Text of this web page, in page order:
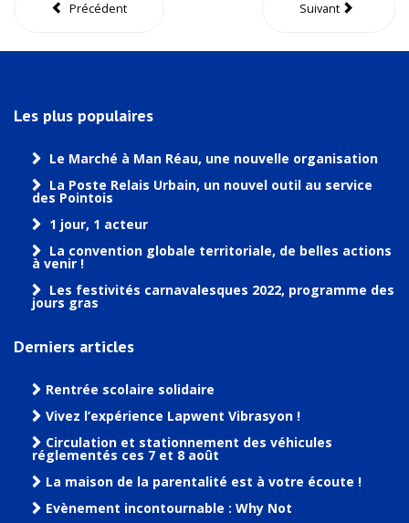
Précédent Suivant
Les plus populaires
Le Marché à Man Réau, une nouvelle organisation
La Poste Relais Urbain, un nouvel outil au service
des Pointois
1 jour, 1 acteur
La convention globale territoriale, de belles actions
à venir !
Les festivités carnavalesques 2022, programme des
jours gras
Derniers articles
Rentrée scolaire solidaire
Vivez l’expérience Lapwent Vibrasyon !
Circulation et stationnement des véhicules
réglementés ces 7 et 8 août
La maison de la parentalité est à votre écoute !
Evènement incontournable : Why Not